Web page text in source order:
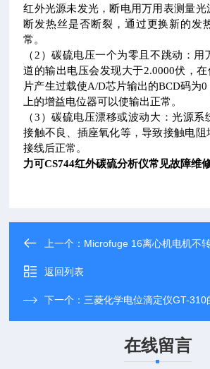
红外光源未发光，断电用万用表测量光
断发热丝是否断裂，通过更换新的发
常。
（2）碳硫电压一个为零且不跳动：用
道的输出电压会发现大于2.0000伏，
片产生过载使A/D芯片输出的BCD码为
上的增益电位器可以使输出正常。
（3）碳硫电压漂移或波动大：光源
接触不良、插座氧化等，导致接触电阻
接线后正常。
力可CS744红外碳硫分析仪常见故障维
上一个： Microfuge 16离心机电机不
返回列表
下一个： 三菱化学电位滴定仪GT-310
在线留言